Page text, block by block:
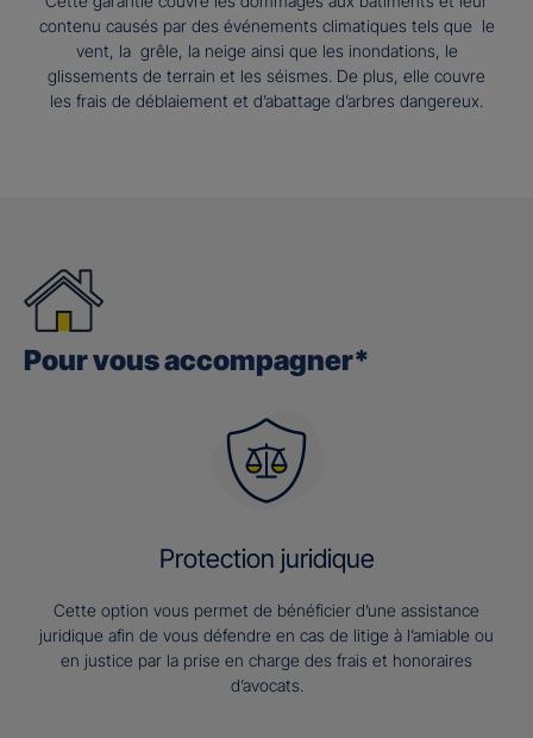
contenu causés par des événements climatiques tels que le
vent, la grêle, la neige ainsi que les inondations, le
glissements de terrain et les séismes. De plus, elle couvre
les frais de déblaiement et d’abattage d’arbres dangereux.
Pour vous accompagner*
Protection juridique
Cette option vous permet de bénéficier d’une assistance
juridique afin de vous défendre en cas de litige à l’amiable ou
en justice par la prise en charge des frais et honoraires
d’avocats.